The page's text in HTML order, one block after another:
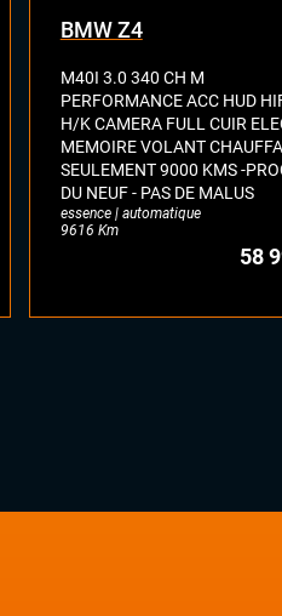
BMW Z4
M40I 3.0 340 CH M
PERFORMANCE ACC HUD
H/K CAMERA FULL CUIR
MEMOIRE VOLANT
SEULEMENT 9000 KMS -
DU NEUF - PAS DE MALUS
essence | automatique
9616 Km
58